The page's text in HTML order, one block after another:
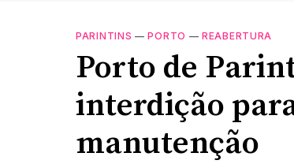
PARINTINS —PORTO —REABERTURA
Porto de
interdição
manutenção